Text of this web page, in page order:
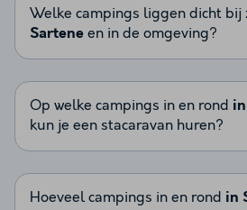
Welke campings liggen dicht bij
Sartene en in de omgeving?
Op welke campings in en rond
kun je een stacaravan huren?
Hoeveel campings in en rond in